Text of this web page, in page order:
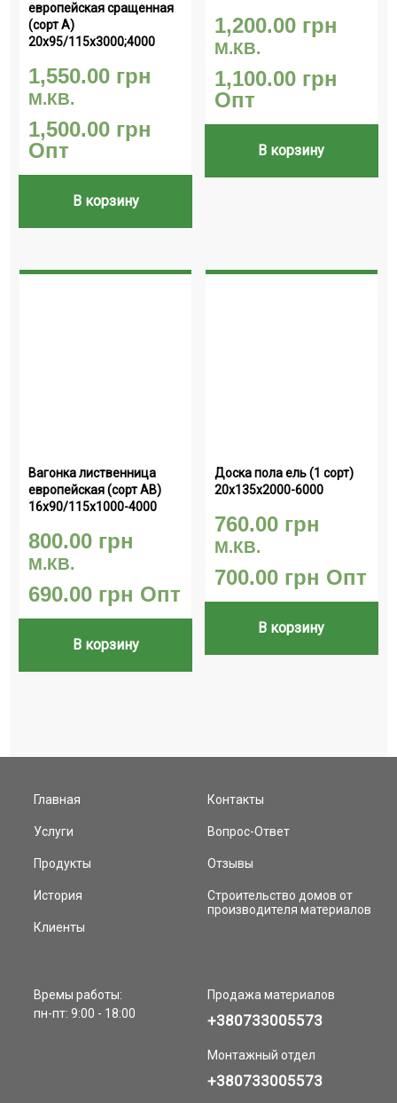
европейская сращенная
(сорт А)
20х95/115х3000;4000
1,550.00 грн
М.КВ.
1,500.00 грн
Опт
В корзину
1,200.00 грн
М.КВ.
1,100.00 грн
Опт
В корзину
Вагонка лиственница
европейская (сорт АВ)
16х90/115х1000-4000
800.00 грн
М.КВ.
690.00 грн Опт
В корзину
Доска пола ель (1 сорт)
20х135х2000-6000
760.00 грн
М.КВ.
700.00 грн Опт
В корзину
Главная
Услуги
Продукты
История
Клиенты
Контакты
Вопрос-Ответ
Отзывы
Строительство домов от
производителя материалов
Времы работы:
пн-пт: 9:00 - 18:00
Продажа материалов
+380733005573
Монтажный отдел
+380733005573